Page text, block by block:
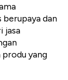
dan
jasa
produ yang